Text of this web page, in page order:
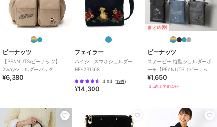
ピーナッツ
【PEANUTS/ピーナッツ】
2wayショルダーバッグ
¥6,380
フェイラー
ハイジ スマホショルダー
HE-231368
4.84 （19件）
¥14,300
まとめ割
ピーナッツ
スヌーピー 縦型ショルダーポ
ーチ【PEANUTS（ピーナッ
ツ）】
¥1,650
3点以上で8%OFF